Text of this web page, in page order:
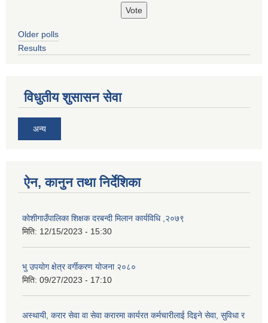
Older polls
Results
विधुतीय शुसासन सेवा
अन्य
ऐन, कानुन तथा निर्देशिका
कोशीगाउँपालिका शिक्षक दरबन्दी मिलान कार्यविधि ,२०७९
मिति: 12/15/2023 - 15:30
भु उपयोग क्षेत्र वर्गीकरण योजना २०८०
मिति: 09/27/2023 - 17:10
अस्थायी, करार सेवा वा सेवा करारमा कार्यरत कर्मचारीलाई दिइने सेवा, सुविधा र